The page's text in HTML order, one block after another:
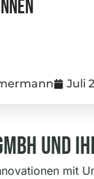
Juli
Und
mit